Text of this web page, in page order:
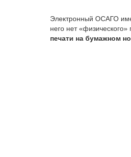
Электронный ОСАГО
него нет
печати на бумажном